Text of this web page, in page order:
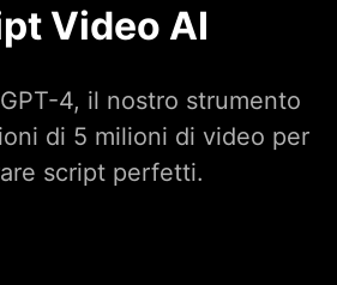
Video AI
4, il nostro strumento
di 5 milioni di video per
script perfetti.